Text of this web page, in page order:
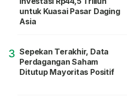
untuk Kuasai Pasar Daging
Asia
3 Sepekan Terakhir, Data
Perdagangan Saham
Ditutup Mayoritas Positif